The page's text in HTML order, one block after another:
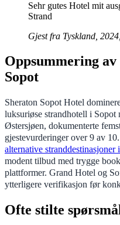
Sehr gutes Hotel mit
Strand
Gjest fra Tyskland,
Oppsummering
Sopot
Sheraton Sopot Hotel
luksuriøse strandhotell i Sopot
Østersjøen, dokumenterte
gjestevurderinger over 9 av
alternative stranddestinasjoner
modent tilbud med trygge
plattformer. Grand Hotel og
ytterligere verifikasjon før
Ofte stilte